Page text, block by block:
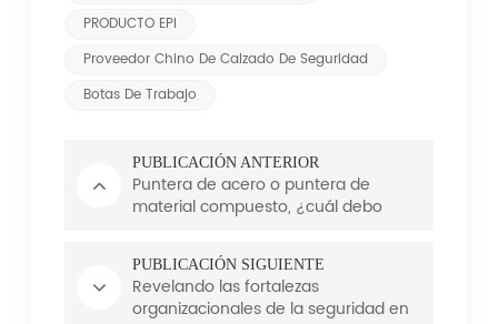
PRODUCTO EPI
Proveedor Chino De Calzado De Seguridad
Botas De Trabajo
PUBLICACIÓN ANTERIOR
Puntera de acero o puntera de
material compuesto, ¿cuál debo
PUBLICACIÓN SIGUIENTE
Revelando las fortalezas
organizacionales de la seguridad en